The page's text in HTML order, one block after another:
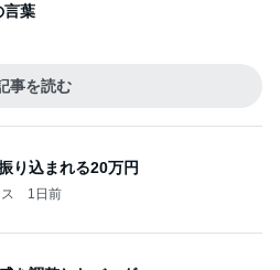
言葉
事を読む
り込まれる20万円
1日前